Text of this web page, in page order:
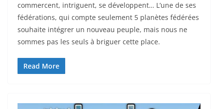
commercent, intriguent, se développent… L’une de ses
fédérations, qui compte seulement 5 planètes fédérées
souhaite intégrer un nouveau peuple, mais nous ne
sommes pas les seuls à briguer cette place.
Read More